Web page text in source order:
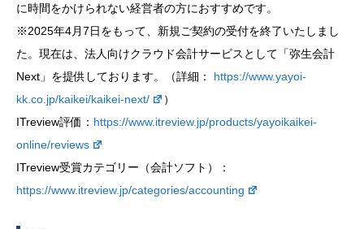
に時間をかけられない経営者の方におすすめです。
※2025年4月7日をもって、新規ご契約の受付を終了いたしまし
た。現在は、法人向けクラウド会計サービスとして「弥生会計
Next」を提供しております。（詳細： https://www.yayoi-
kk.co.jp/kaikei/kaikei-next/
）
ITreview評価： https://www.itreview.jp/products/yayoikaikei-
online/reviews
ITreview受賞カテゴリー（会計ソフト）：
https://www.itreview.jp/categories/accounting